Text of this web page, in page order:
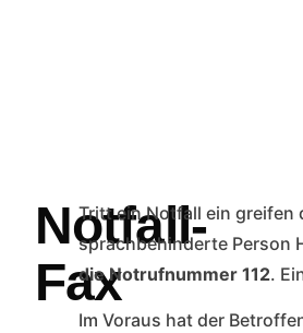
Notfall-
Fax
Tritt ein Notfall ein greifen
sprachbehinderte Person
die Notrufnummer 112.
Im Voraus hat der